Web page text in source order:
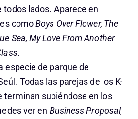
todos lados. Aparece en
comoBoys Over Flower, The
Sea, My Love From Another
.
especie de parque de
Todas las parejas de los K-
terminan subiéndose en los
ver en Business Proposal,